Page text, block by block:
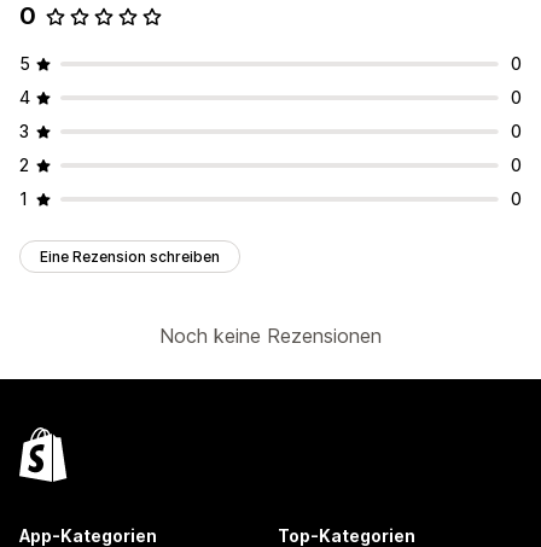
0
5
0
4
0
3
0
2
0
1
0
Eine Rezension schreiben
Noch keine Rezensionen
App-Kategorien Top-Kategorien